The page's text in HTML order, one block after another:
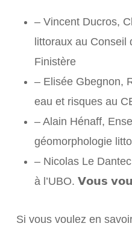
– Vincent Ducros,
littoraux au Conseil
Finistère
– Elisée Gbegnon,
eau et risques au
– Alain Hénaff,
géomorphologie
– Nicolas Le
à l’UBO. 𝗩𝗼𝘂𝘀
Si vous voulez en